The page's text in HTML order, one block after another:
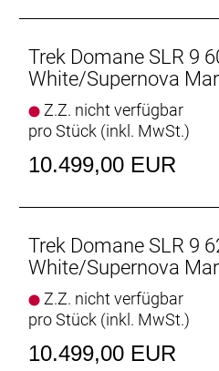
Scheibenaufnahme, 160
Max. Bremsscheibendu
Reifen: Bontrager
Ready, faltbarer Wulstkern,
320 TPI, 700 x 32 mm
Schutzblechösen, Flat
Scheibenbremsaufnahme
12 x 100 mm-Steckachse
Schaltwerk vorne: Shimano
Anlötversion, Down Swing
Trek Domane SLR 9
White/Supernova
Z.Z. nicht verfügbar
pro Stück (inkl. MwSt.)
10.499,00 EUR
Trek Domane SLR 9
White/Supernova
Z.Z. nicht verfügbar
pro Stück (inkl. MwSt.)
10.499,00 EUR